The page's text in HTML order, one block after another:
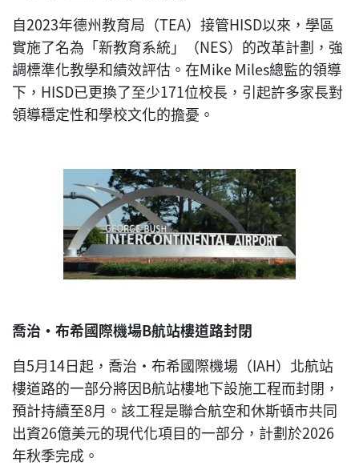
自2023年德州教育局（TEA）接管HISD以來，學區
實施了名為「新教育系統」（NES）的改革計劃，強
調標準化教學和績效評估。在Mike Miles總監的領導
下，HISD已更換了至少171位校長，引起許多家長對
領導穩定性和學校文化的擔憂。
喬治·布希國際機場B航站樓道路封閉
自5月14日起，喬治·布希國際機場（IAH）北航站
樓道路的一部分將因B航站樓地下設施工程而封閉，
預計持續至8月。該工程是聯合航空和休斯頓市共同
出資26億美元的現代化項目的一部分，計劃於2026
年秋季完成。